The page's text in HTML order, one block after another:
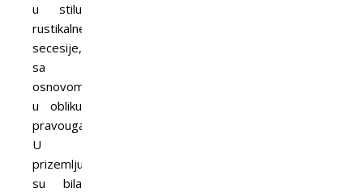
u stilu
rustikalne
secesije,
sa
osnovom
u obliku
pravougaonika.
U
prizemlju
su bila